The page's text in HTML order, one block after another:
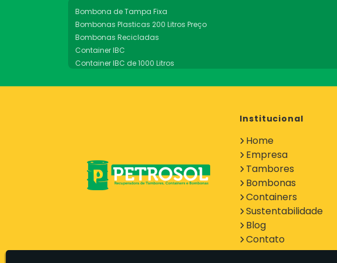
Bombona de Tampa Fixa
Bombonas Plasticas 200 Litros Preço
Bombonas Recicladas
Container IBC
Container IBC de 1000 Litros
Empresa de Recuperação de Tambores
Recuperadora de Tambores Metalicos
Tambor 200 Litros Tampa Fixa
Tambor Homologado
Institucional
Home
Empresa
Tambores
Bombonas
Containers
Sustentabilidade
Blog
Contato